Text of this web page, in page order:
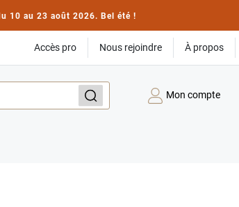
10 au 23 août 2026. Bel été !
Accès pro Nous rejoindre À propos
Mon compte